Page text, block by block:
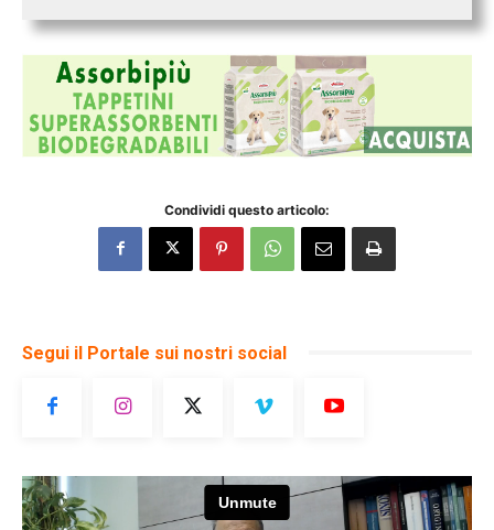
Condividi questo articolo:
Segui il Portale sui nostri social